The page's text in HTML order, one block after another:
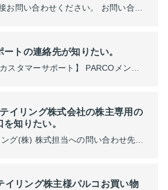
ートの連絡先が知りたい。
イリング株式会社の株主専用の
知りたい。
イリング株主様パルコお買い物